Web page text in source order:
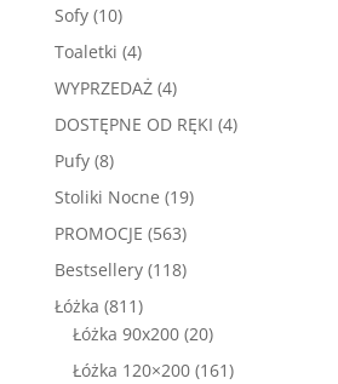
Sofy 1010
produktów
Toaletki 44
produkty
WYPRZEDAŻ 44
produkty
DOSTĘPNE OD RĘKI 44
Pufy 88
produktów
Stoliki Nocne 1919
PROMOCJE 563563
produkty
Bestsellery 118118
Łóżka 811811
produktów
Łóżka 90x200 2020
produktów
Łóżka 120×200 161161